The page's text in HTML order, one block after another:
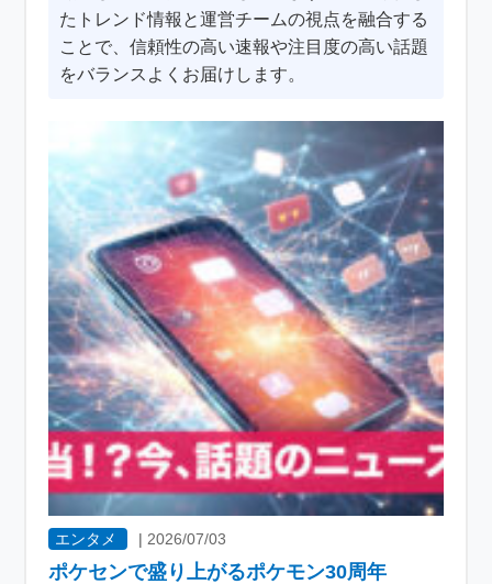
たトレンド情報と運営チームの視点を融合する
ことで、信頼性の高い速報や注目度の高い話題
をバランスよくお届けします。
エンタメ | 2026/07/03
ポケセンで盛り上がるポケモン30周年